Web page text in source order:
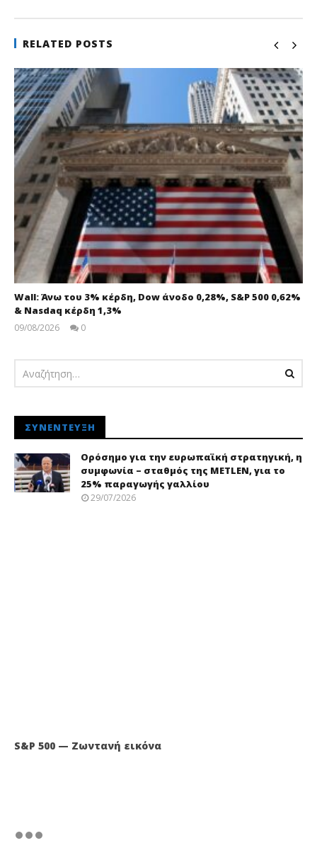
RELATED POSTS
Wall: Άνω του 3% κέρδη, Dow άνοδο 0,28%, S&P 500 0,62%
& Nasdaq κέρδη 1,3%
09/08/2026
0
ΣΥΝΈΝΤΕΥΞΗ
Ορόσημο για την ευρωπαϊκή στρατηγική, η
συμφωνία – σταθμός της METLEN, για το
25% παραγωγής γαλλίου
29/07/2026
S&P 500 — Ζωντανή εικόνα